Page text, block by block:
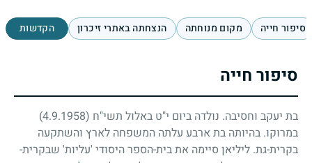
סיפור חייה מקום מנוחתה הנצחתה באתרי זיכרון הקדשות
סיפור חייה
בת יעקב וחסיבה. נולדה ביום י"ט באלול תשי"ח (4.9.1958)
במרוקו. בהיותה בת ארבע עלתה המשפחה לארץ והשתקעה
בקרית-גת. ליליאן סיימה את בית-הספר היסודי 'עליות' שבקרית-